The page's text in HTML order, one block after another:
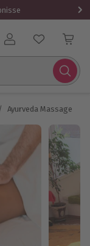
Benutzerkonto
/ Ayurveda Massage